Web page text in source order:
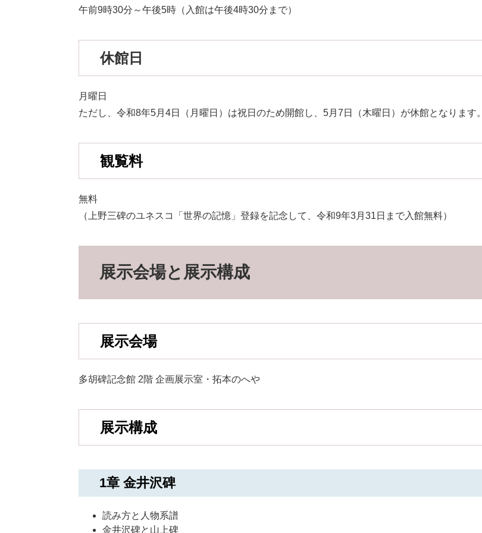
午前9時30分～午後5時（入館は午後4時30分まで）
休館日
月曜日
ただし、令和8年5月4日（月曜日）は祝日のため開館し、5月7日（木曜日）が休館となります。
観覧料
無料
（上野三碑のユネスコ「世界の記憶」登録を記念して、令和9年3月31日まで入館無料）
展示会場と展示構成
展示会場
多胡碑記念館 2階 企画展示室・拓本のへや
展示構成
1章 金井沢碑
読み方と人物系譜
金井沢碑と山上碑